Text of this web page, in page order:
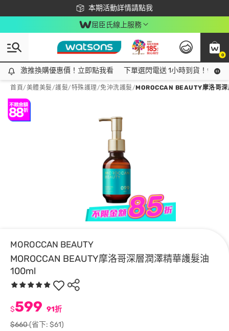
本期活動詳情請點我
下載app最高回饋$350
屈臣氏線上服務
0
激推換購優惠價！立即點我看
激推換購優惠價！立即點我看 下單選閃電送 1小時到貨！領神
首頁/美體美髮/護髮/特殊護理/免沖洗護髮/MOROCCAN BEAUTY摩洛哥
MOROCCAN BEAUTY
MOROCCAN BEAUTY摩洛哥深層潤澤精華護髮油
100ml
$599 91折
$660(省下: $61)